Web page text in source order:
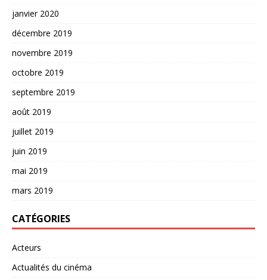
janvier 2020
décembre 2019
novembre 2019
octobre 2019
septembre 2019
août 2019
juillet 2019
juin 2019
mai 2019
mars 2019
CATÉGORIES
Acteurs
Actualités du cinéma